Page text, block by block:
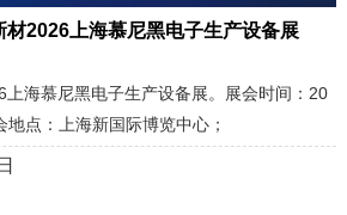
材2026上海慕尼黑电子生产设备展
海慕尼黑电子生产设备展。展会时间：20
点：上海新国际博览中心；